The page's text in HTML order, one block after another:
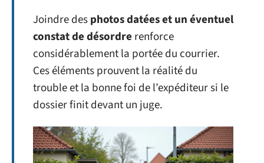
Joindre desphotos datées et un éventuel
constat de désordre renforce
considérablement la portée du courrier.
Ces éléments prouvent la réalité du
trouble et la bonne foi de l’expéditeur si le
dossier finit devant un juge.